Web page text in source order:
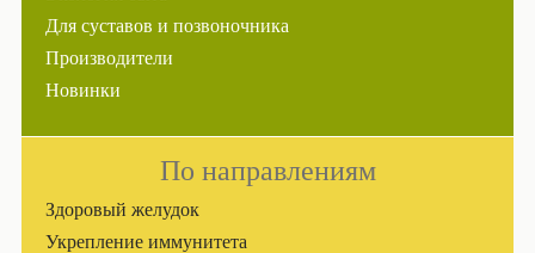
Для суставов и позвоночника
Производители
Новинки
По направлениям
Здоровый желудок
Укрепление иммунитета